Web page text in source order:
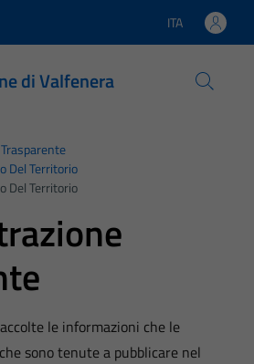
Lingua attiva:
ITA
di Valfenera
Del Territorio
Del Territorio
le informazioni che le
sono tenute a pubblicare nel